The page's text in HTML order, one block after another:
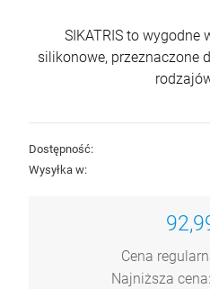
SIKATRIS to
silikonowe, przeznaczone
Dostępność:
Wysyłka w:
Cena
Najniższa